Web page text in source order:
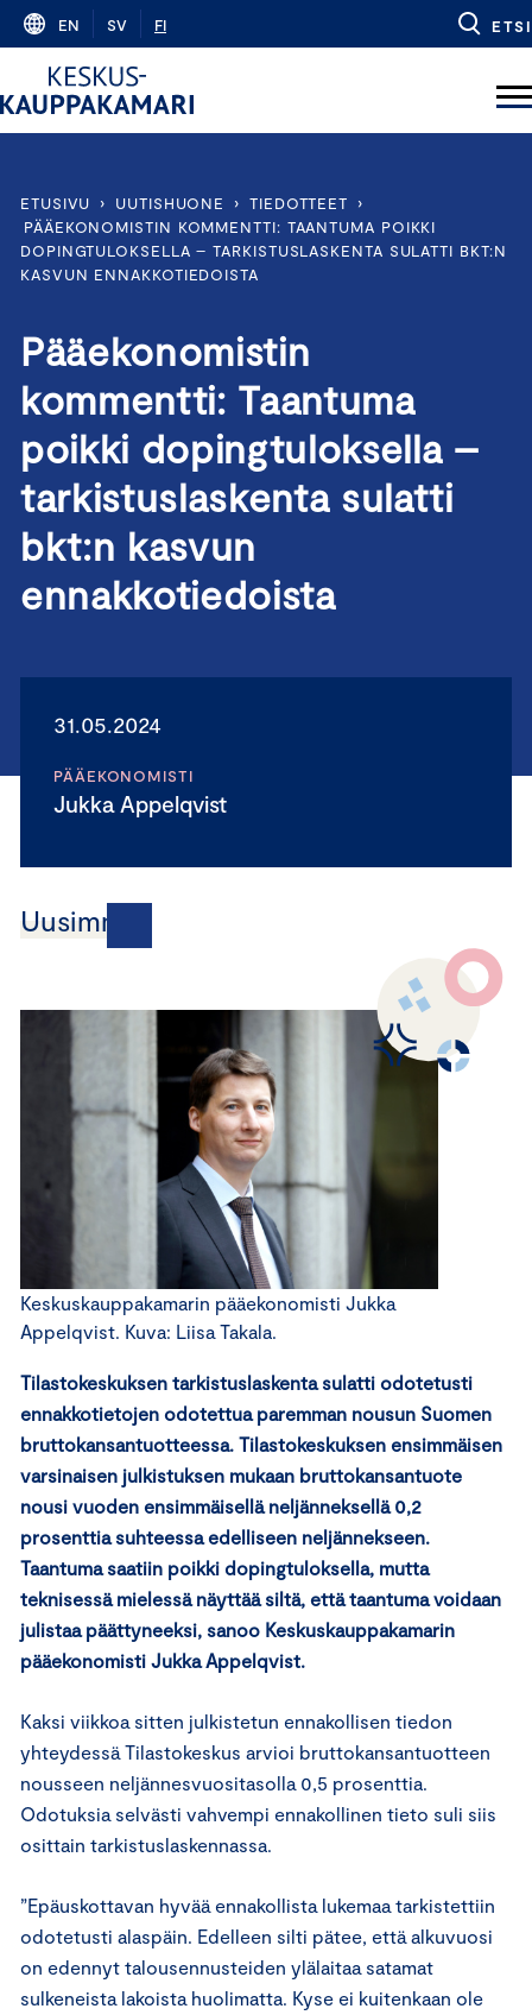
Skip
content
EN SV FI ETSI
ETUSIVU › UUTISHUONE › TIEDOTTEET
›
PÄÄEKONOMISTIN KOMMENTTI: TAANTUMA POIKKI
DOPINGTULOKSELLA – TARKISTUSLASKENTA SULATTI BKT:N
KASVUN ENNAKKOTIEDOISTA
Pääekonomistin
kommentti: Taantuma
poikki dopingtuloksella –
tarkistuslaskenta sulatti
bkt:n kasvun
ennakkotiedoista
31.05.2024
PÄÄEKONOMISTI
Jukka Appelqvist
Uusimmat
Keskuskauppakamarin pääekonomisti Jukka
Appelqvist. Kuva: Liisa Takala.
Tilastokeskuksen tarkistuslaskenta sulatti odotetusti
ennakkotietojen odotettua paremman nousun Suomen
bruttokansantuotteessa. Tilastokeskuksen ensimmäisen
varsinaisen julkistuksen mukaan bruttokansantuote
nousi vuoden ensimmäisellä neljänneksellä 0,2
prosenttia suhteessa edelliseen neljännekseen.
Taantuma saatiin poikki dopingtuloksella, mutta
teknisessä mielessä näyttää siltä, että taantuma voidaan
julistaa päättyneeksi, sanoo Keskuskauppakamarin
pääekonomisti Jukka Appelqvist.
Kaksi viikkoa sitten julkistetun ennakollisen tiedon
yhteydessä Tilastokeskus arvioi bruttokansantuotteen
nousseen neljännesvuositasolla 0,5 prosenttia.
Odotuksia selvästi vahvempi ennakollinen tieto suli siis
osittain tarkistuslaskennassa.
”Epäuskottavan hyvää ennakollista lukemaa tarkistettiin
odotetusti alaspäin. Edelleen silti pätee, että alkuvuosi
on edennyt talousennusteiden ylälaitaa satamat
sulkeneista lakoista huolimatta. Kyse ei kuitenkaan ole